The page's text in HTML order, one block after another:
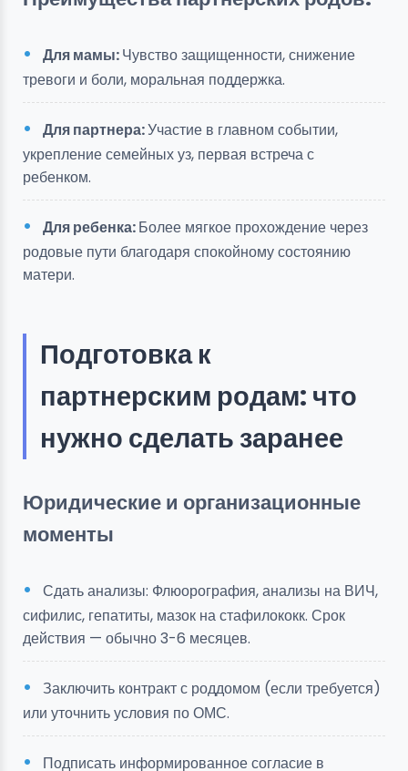
Для мамы:Чувство защищенности, снижение
тревоги и боли, моральная поддержка.
Для партнера:Участие в главном событии,
укрепление семейных уз, первая встреча с
ребенком.
Для ребенка:Более мягкое прохождение через
родовые пути благодаря спокойному состоянию
матери.
Подготовка к
партнерским родам: что
нужно сделать заранее
Юридические и организационные
моменты
Сдать анализы: Флюорография, анализы на ВИЧ,
сифилис, гепатиты, мазок на стафилококк. Срок
действия — обычно 3-6 месяцев.
Заключить контракт с роддомом (если требуется)
или уточнить условия по ОМС.
Подписать информированное согласие в